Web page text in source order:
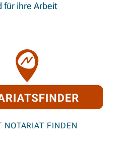
für ihre Arbeit
NOTARIAT FINDEN